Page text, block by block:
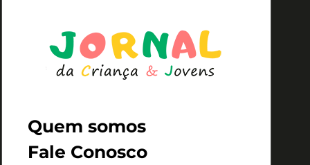
Quem somos
Fale Conosco